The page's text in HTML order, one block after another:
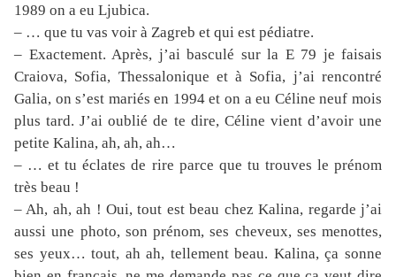
1989 on a eu Ljubica.
– … que tu vas voir à Zagreb et qui est pédiatre.
– Exactement. Après, j’ai basculé sur la E 79 je faisais
Craiova, Sofia, Thessalonique et à Sofia, j’ai rencontré
Galia, on s’est mariés en 1994 et on a eu Céline neuf mois
plus tard. J’ai oublié de te dire, Céline vient d’avoir une
petite Kalina, ah, ah, ah…
– … et tu éclates de rire parce que tu trouves le prénom
très beau !
– Ah, ah, ah ! Oui, tout est beau chez Kalina, regarde j’ai
aussi une photo, son prénom, ses cheveux, ses menottes,
ses yeux… tout, ah ah, tellement beau. Kalina, ça sonne